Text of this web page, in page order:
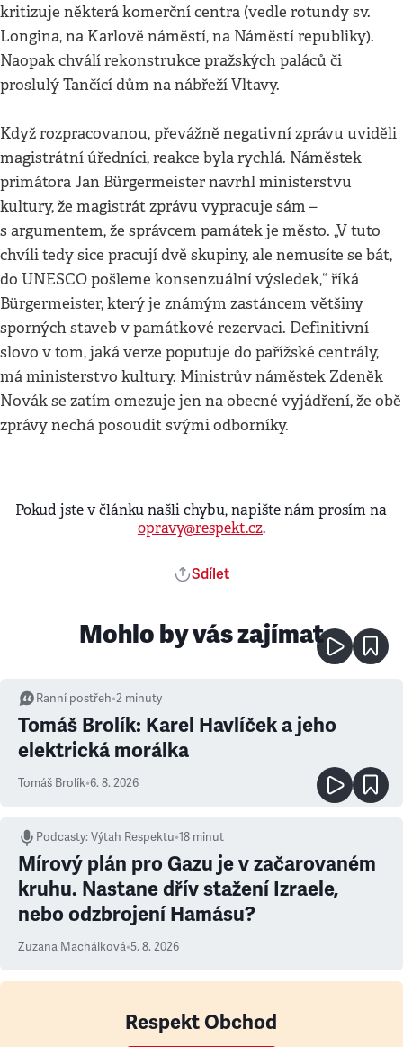
kritizuje některá komerční centra (vedle rotundy sv.
Longina, na Karlově náměstí, na Náměstí republiky).
Naopak chválí rekonstrukce pražských paláců či
proslulý Tančící dům na nábřeží Vltavy.
Když rozpracovanou, převážně negativní zprávu uviděli
magistrátní úředníci, reakce byla rychlá. Náměstek
primátora Jan Bürgermeister navrhl ministerstvu
kultury, že magistrát zprávu vypracuje sám –
s argumentem, že správcem památek je město. „V tuto
chvíli tedy sice pracují dvě skupiny, ale nemusíte se bát,
do UNESCO pošleme konsenzuální výsledek,“ říká
Bürgermeister, který je známým zastáncem většiny
sporných staveb v památkové rezervaci. Definitivní
slovo v tom, jaká verze poputuje do pařížské centrály,
má ministerstvo kultury. Ministrův náměstek Zdeněk
Novák se zatím omezuje jen na obecné vyjádření, že obě
zprávy nechá posoudit svými odborníky.
Pokud jste v článku našli chybu, napište nám prosím na
opravy@respekt.cz.
Sdílet
Mohlo by vás zajímat
Ranní postřeh•2 minuty
Tomáš Brolík: Karel Havlíček a jeho
elektrická morálka
Tomáš Brolík•6. 8. 2026
Podcasty:Výtah Respektu•18 minut
Mírový plán pro Gazu je v začarovaném
kruhu. Nastane dřív stažení Izraele,
nebo odzbrojení Hamásu?
Zuzana Machálková•5. 8. 2026
Respekt Obchod